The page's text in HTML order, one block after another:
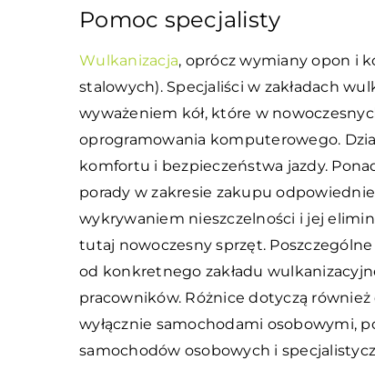
Pomoc specjalisty
Wulkanizacja, oprócz wymiany opon i
stalowych). Specjaliści w zakładach
wyważeniem kół, które w
oprogramowania komputerowego.
komfortu i bezpieczeństwa jazdy.
porady w zakresie zakupu
wykrywaniem nieszczelności i jej
tutaj nowoczesny sprzęt.
od konkretnego zakładu
pracowników. Różnice dotyczą
wyłącznie samochodami osobowymi,
samochodów osobowych i